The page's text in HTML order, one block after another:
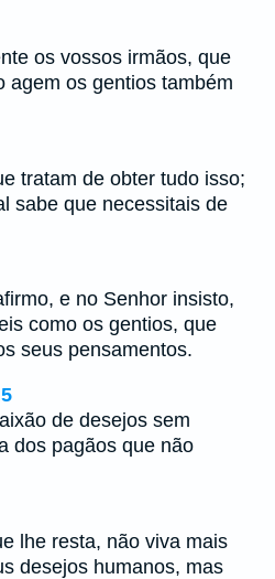
os vossos irmãos, que
agem os gentios também
tratam de obter tudo isso;
sabe que necessitais de
e no Senhor insisto,
como os gentios, que
seus pensamentos.
de desejos sem
dos pagãos que não
lhe resta, não viva mais
desejos humanos, mas